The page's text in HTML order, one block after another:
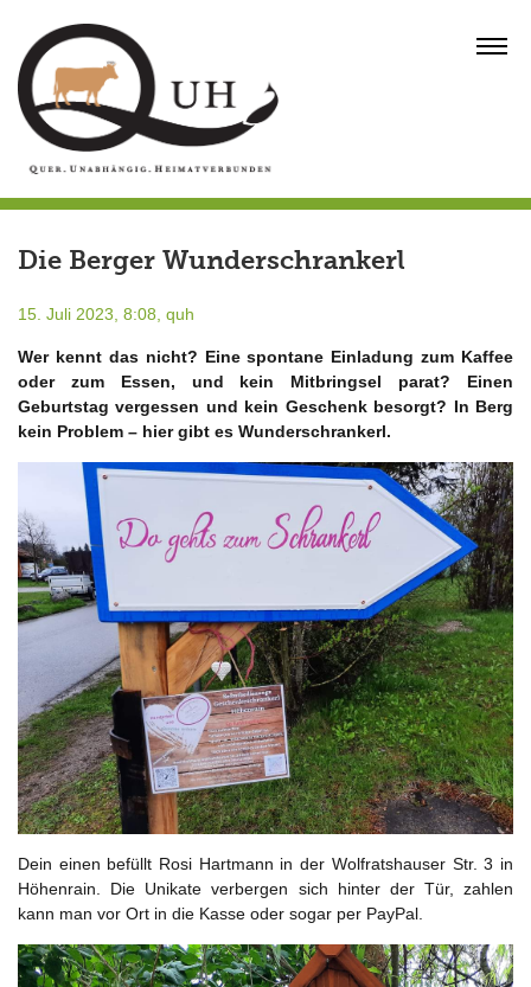
content
Die Berger Wunderschrankerl
15. Juli 2023, 8:08, quh
Wer kennt das nicht? Eine spontane Einladung zum Kaffee
oder zum Essen, und kein Mitbringsel parat? Einen
Geburtstag vergessen und kein Geschenk besorgt? In Berg
kein Problem – hier gibt es Wunderschrankerl.
Dein einen befüllt Rosi Hartmann in der Wolfratshauser Str. 3 in
Höhenrain. Die Unikate verbergen sich hinter der Tür, zahlen
kann man vor Ort in die Kasse oder sogar per PayPal.